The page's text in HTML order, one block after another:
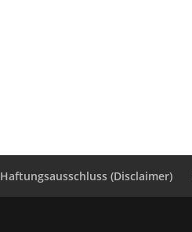
Haftungsausschluss (Disclaimer)